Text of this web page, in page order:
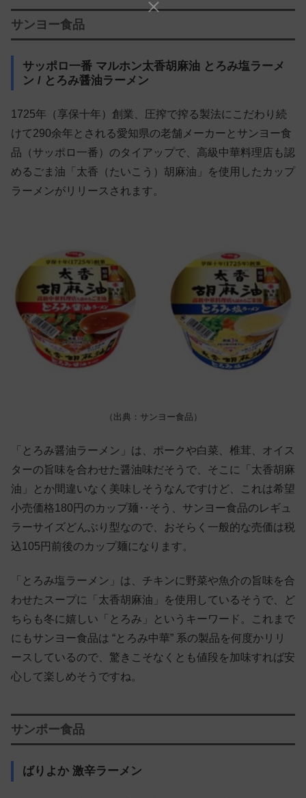
サンヨー食品
サッポロ一番 マルホン太香胡麻油 とろみ塩ラーメ
ン / とろみ醤油ラーメン
1725年（享保十年）創業、圧搾で搾る製法にこだわり続
けて290余年とされる愛知県の老舗メーカーとサンヨー食
品（サッポロ一番）のタイアップで、高級中華料理店も認
めるごま油「太香（たいこう）胡麻油」を使用したカップ
ラーメンがリリースされます。
（出典：サンヨー食品）
「とろみ醤油ラーメン」は、ポークや白菜、椎茸、オイス
ターの旨味を合わせた醤油味だそうで、そこに「太香胡麻
油」とか間違いなく美味しそうなんですけど、これは希望
小売価格180円のカップ麺‥そう、サンヨー食品のレギュ
ラーサイズどんぶり型なので、おそらく一般的な売価は税
込105円前後のカップ麺になります。
「とろみ塩ラーメン」は、チキンに野菜や魚介の旨味を合
わせたスープに「太香胡麻油」を使用しているそうで、ど
ちらも冬に嬉しい「とろみ」というキーワード。これまで
にもサンヨー食品は “とろみ中華” 系の製品を何度かリリ
ースしているので、驚きこそなくとも値段を加味すれば安
心して楽しめそうですね。
サンポー食品
ばりよか 激辛ラーメン